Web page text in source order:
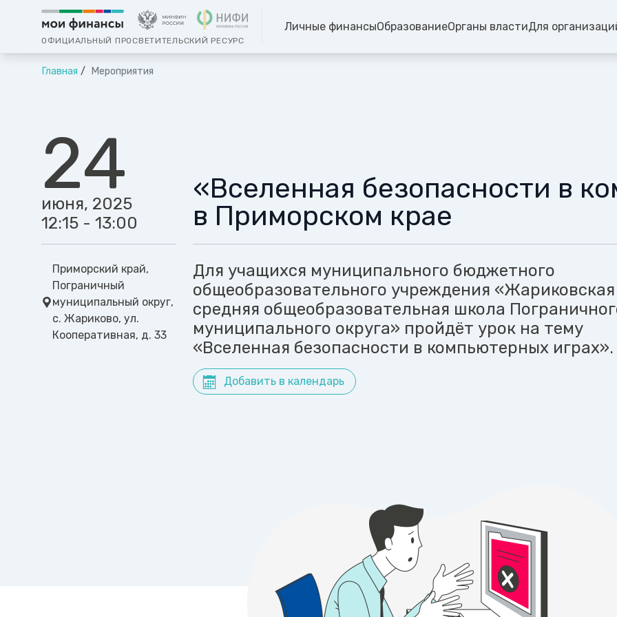
ОФИЦИАЛЬНЫЙ ПРОСВЕТИТЕЛЬСКИЙ РЕСУРС
Личные финансыОбразованиеОрганы властиДля
Главная Мероприятия
24
июня, 2025
12:15 - 13:00
Приморский край,
Пограничный
муниципальный округ,
с. Жариково, ул.
Кооперативная, д. 33
«Вселенная безопасности в
в Приморском крае
Для учащихся муниципального бюджетного
общеобразовательного учреждения «Жариковская
средняя общеобразовательная школа
муниципального округа» пройдёт урок на тему
«Вселенная безопасности в компьютерных играх».
Добавить в календарь